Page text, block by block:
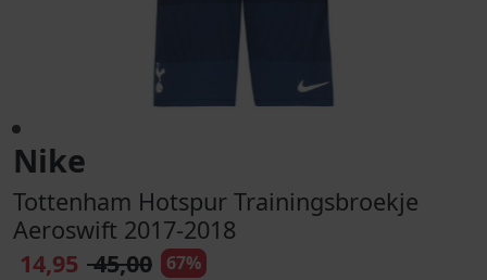
Nike
Tottenham Hotspur Trainingsbroekje
Aeroswift 2017-2018
14,95 45,00 67%